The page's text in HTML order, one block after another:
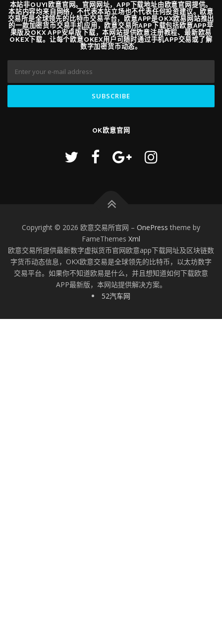
本站非OUYI欧意官网。官网网址，APP下载地址由欧意官网提供。
本站内容均来自网络，不代表本站立场也不代表任何投资建议。欧意
交易所是全球领先的比特币交易平台，欧意APP是OKX欧易网站推出
的一款加密货币交易手机应用，欧意交易所APP下载包括欧意APP苹
果版及OKX APP安卓版下载，本网站提供欧意注册教程、最新欧易
OKEX下载。让每个欧意OKEX用户可随时通过手机APP交易或了解
数字加密货币动态。
OK欧意官网
Copyright © 2026 欧意交易所官网 – OnePress theme by
FameThemes Xml
欧意交易所提供最新数字虚拟货币官网欧意app下载网址及区块链数
字货币动态信息，OKX欧意交易是全球领先的比特币，以太坊数字
交易平台。如果你不知道欧易是什么，并且想知道如何下载欧意
APP最新版，本网站提供解决方案。
52汽车网